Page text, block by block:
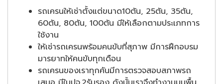
รถเครนให้เช่าตั้งแต่ขนาด10ตัน, 25ตัน, 35ตัน,
60ตัน, 80ตัน, 100ตัน มีให้เลือกตามประเภทการ
ใช้งาน
ให้เช่ารถเครนพร้อมคนขับที่สุภาพ มีการฝึกอบรม
มารยาทให้คนขับทุกเดือน
รถเครนของเราทุกคันมีการตรวจสอบสภาพรถ